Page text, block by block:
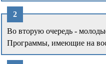
Во вторую очередь -
Программы, имеющие на